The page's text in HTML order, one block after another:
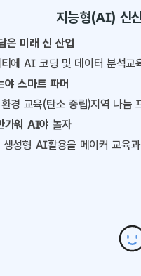
지능형(AI) 신
은 미래 신 산업
에 AI 코딩 및 데이터 분석교
스마트 파머
경 교육(탄소 중립)지역 나눔
가워 AI야 놀자
성형 AI활용을 메이커 교육